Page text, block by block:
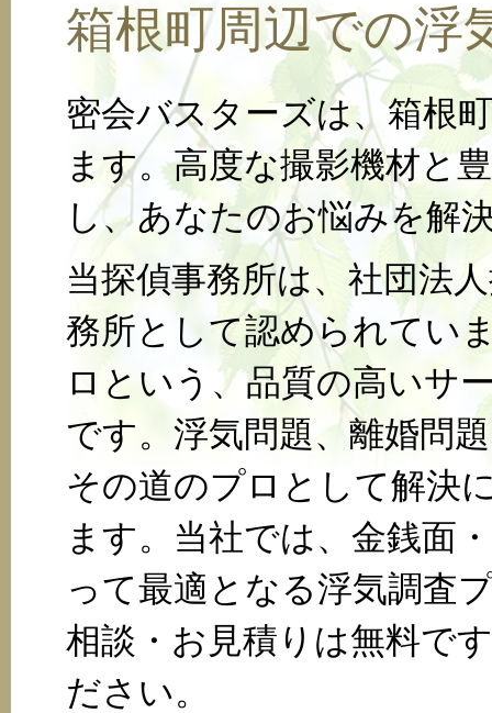
箱根町周辺での浮
密会バスターズは、箱根
ます。高度な撮影機材と
し、あなたのお悩みを解
当探偵事務所は、社団法
務所として認められてい
ロという、品質の高いサ
です。浮気問題、離婚問
その道のプロとして解決
ます。当社では、金銭面
って最適となる浮気調査
相談・お見積りは無料で
ださい。